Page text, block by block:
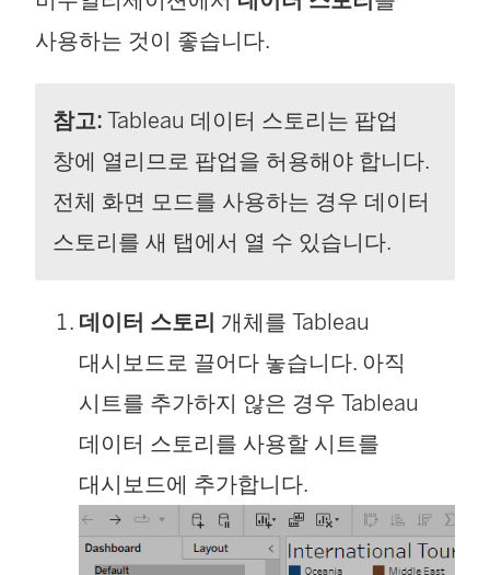
사용하는 것이 좋습니다.
참고: Tableau 데이터 스토리는 팝업
창에 열리므로 팝업을 허용해야 합니다.
전체 화면 모드를 사용하는 경우 데이터
스토리를 새 탭에서 열 수 있습니다.
데이터 스토리 개체를 Tableau
대시보드로 끌어다 놓습니다. 아직
시트를 추가하지 않은 경우 Tableau
데이터 스토리를 사용할 시트를
대시보드에 추가합니다.